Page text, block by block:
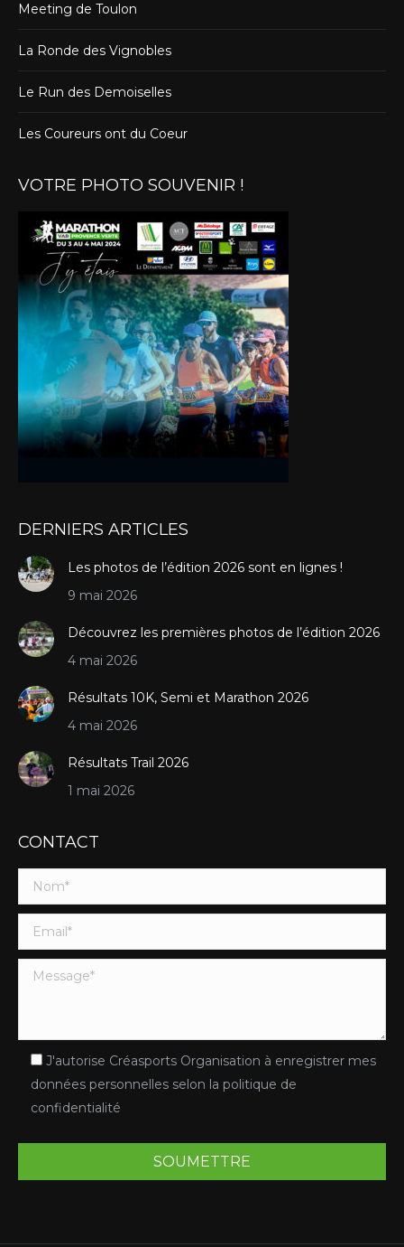
Meeting de Toulon
La Ronde des Vignobles
Le Run des Demoiselles
Les Coureurs ont du Coeur
VOTRE PHOTO SOUVENIR !
DERNIERS ARTICLES
Les photos de l’édition 2026 sont en lignes !
9 mai 2026
Découvrez les premières photos de l’édition 2026
4 mai 2026
Résultats 10K, Semi et Marathon 2026
4 mai 2026
Résultats Trail 2026
1 mai 2026
CONTACT
J'autorise Créasports Organisation à enregistrer mes
données personnelles selon la politique de
confidentialité